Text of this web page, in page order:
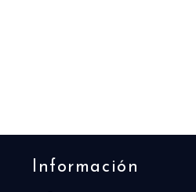
Información